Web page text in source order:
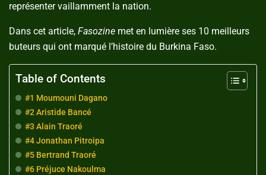
représenter vaillamment la nation.
Dans cet article, Fasozine met en lumière ses 10 meilleurs
buteurs qui ont marqué l’histoire du Burkina Faso.
Table of Contents
#1 Moumouni Dagano
#2 Aristide Bancé
#3 Alain Traoré
#4 Jonathan Pitroipa
#5 Bertrand Traoré
#6 Préjuce Nakoulma